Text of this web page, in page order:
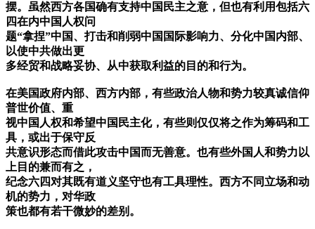
摆。虽然西方各国确有支持中国民主之意，但也有利用包括六
四在内中国人权问
题“拿捏”中国、打击和削弱中国国际影响力、分化中国内部、
以使中共做出更
多经贸和战略妥协、从中获取利益的目的和行为。
在美国政府内部、西方内部，有些政治人物和势力较真诚信仰
普世价值、重
视中国人权和希望中国民主化，有些则仅仅将之作为筹码和工
具，或出于保守反
共意识形态而借此攻击中国而无善意。也有些外国人和势力以
上目的兼而有之，
纪念六四对其既有道义坚守也有工具理性。西方不同立场和动
机的势力，对华政
策也都有若干微妙的差别。